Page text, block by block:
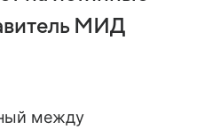
МИД
между